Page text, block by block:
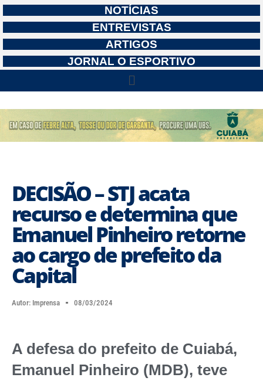
NOTÍCIAS
ENTREVISTAS
ARTIGOS
JORNAL O ESPORTIVO
DECISÃO – STJ acata
recurso e determina que
Emanuel Pinheiro retorne
ao cargo de prefeito da
Capital
Autor: Imprensa 08/03/2024
A defesa do prefeito de Cuiabá,
Emanuel Pinheiro (MDB), teve